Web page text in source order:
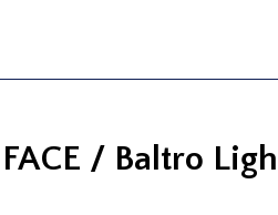
/ Baltro